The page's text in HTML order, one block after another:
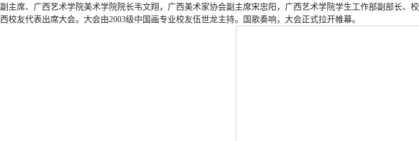
副主席、广西艺术学院美术学院院长韦文翔，广西美术家协会副主席宋忠阳，广西艺术学院学生工作部副部长
西校友代表出席大会。大会由2003级中国画专业校友伍世龙主持。国歌奏响，大会正式拉开帷幕。